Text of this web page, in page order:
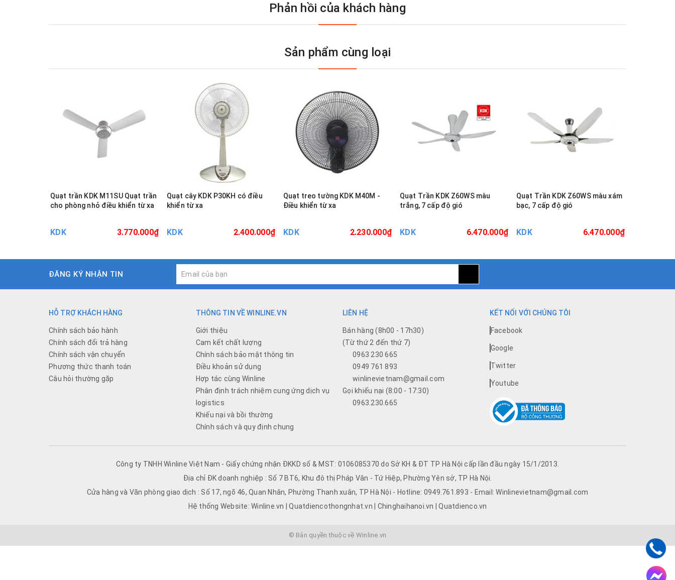
Phản hồi của khách hàng
Sản phẩm cùng loại
Quạt trần KDK M11SU Quạt trần
cho phòng nhỏ điều khiển từ xa
KDK 3.770.000₫
Quạt cây KDK P30KH có điều
khiển từ xa
KDK 2.400.000₫
Quạt treo tường KDK M40M -
Điều khiển từ xa
KDK 2.230.000₫
Quạt Trần KDK Z60WS màu
trắng, 7 cấp độ gió
KDK 6.470.000₫
Quạt Trần KDK Z60WS màu xám
bạc, 7 cấp độ gió
KDK 6.470.000₫
ĐĂNG KÝ NHẬN TIN
HỖ TRỢ KHÁCH HÀNG
Chính sách bảo hành
Chính sách đổi trả hàng
Chính sách vận chuyển
Phương thức thanh toán
Câu hỏi thường gặp
THÔNG TIN VỀ WINLINE.VN
Giới thiệu
Cam kết chất lượng
Chính sách bảo mật thông tin
Điều khoản sử dụng
Hợp tác cùng Winline
Phân định trách nhiệm cung ứng dịch vụ
logistics
Khiếu nại và bồi thường
Chính sách và quy định chung
LIÊN HỆ
Bán hàng (8h00 - 17h30)
(Từ thứ 2 đến thứ 7)
0963 230 665
0949 761 893
winlinevietnam@gmail.com
Gọi khiếu nại (8:00 - 17:30)
0963.230.665
KẾT NỐI VỚI CHÚNG TÔI
Facebook
Google
Twitter
Youtube
Công ty TNHH Winline Việt Nam - Giấy chứng nhận ĐKKD số & MST: 0106085370 do Sở KH & ĐT TP Hà Nội cấp lần đầu ngày 15/1/2013.
Địa chỉ ĐK doanh nghiệp : Số 7 BT6, Khu đô thị Pháp Vân - Tứ Hiệp, Phường Yên sở, TP Hà Nội.
Cửa hàng và Văn phòng giao dịch : Số 17, ngõ 46, Quan Nhân, Phường Thanh xuân, TP Hà Nội - Hotline: 0949.761.893 - Email: Winlinevietnam@gmail.com
Hệ thống Website: Winline.vn | Quatdiencothongnhat.vn | Chinghaihanoi.vn | Quatdienco.vn
© Bản quyền thuộc về Winline.vn